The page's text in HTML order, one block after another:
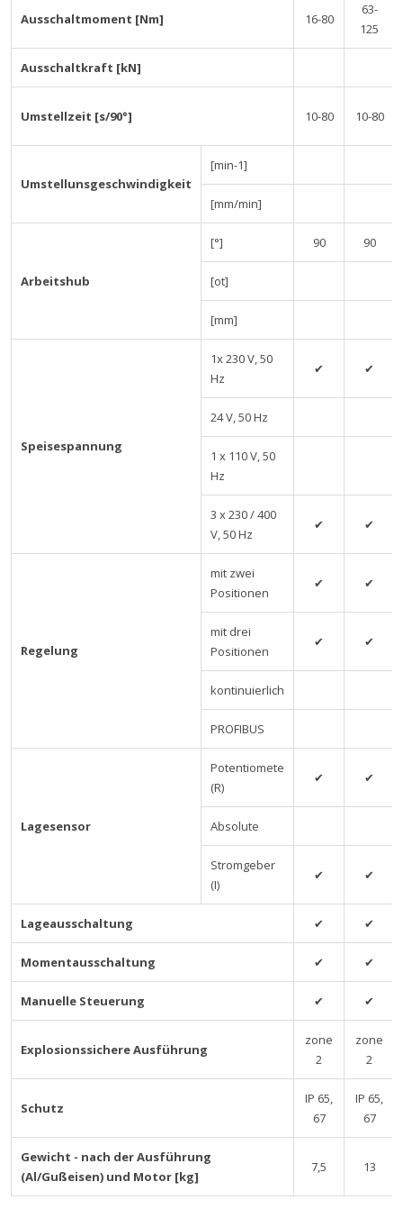
Ausschaltmoment [Nm] 16-80
63-
125
Ausschaltkraft [kN]
Umstellzeit [s/90°] 10-80 10-80
Umstellunsgeschwindigkeit
[min-1]
[mm/min]
Arbeitshub
[°] 90 90
[ot]
[mm]
Speisespannung
1x 230 V, 50
Hz
✔ ✔
24 V, 50 Hz
1 x 110 V, 50
Hz
3 x 230 / 400
V, 50 Hz
✔ ✔
Regelung
mit zwei
Positionen
✔ ✔
mit drei
Positionen
✔ ✔
kontinuierlich
PROFIBUS
Lagesensor
Potentiomete
(R)
✔ ✔
Absolute
Stromgeber
(I)
✔ ✔
Lageausschaltung ✔ ✔
Momentausschaltung ✔ ✔
Manuelle Steuerung ✔ ✔
Explosionssichere Ausführung
zone
2
zone
2
Schutz
IP 65,
67
IP 65,
67
Gewicht - nach der Ausführung
(Al/Gußeisen) und Motor [kg]
7,5 13